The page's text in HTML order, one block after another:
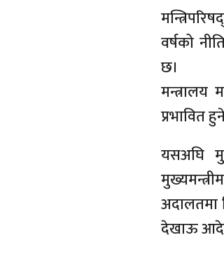
वर्षको
छ।
मन्त्रालय
प्रभावित
यसअघि
अदालतमा
देखाऊ